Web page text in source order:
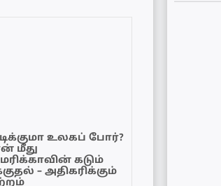
உலகப் போர்?
மீது
கடும்
– அதிகரிக்கும்